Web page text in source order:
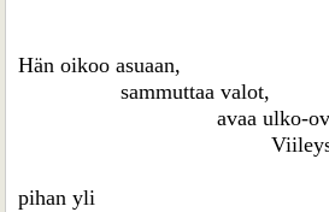
Hän oikoo asuaan,
sammuttaa valot,
avaa ulko-
Viileys leviää
Puiden
pihan yli